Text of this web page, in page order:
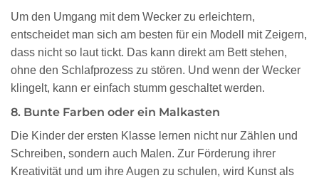
Um den Umgang mit dem Wecker zu erleichtern,
entscheidet man sich am besten für ein Modell mit Zeigern,
dass nicht so laut tickt. Das kann direkt am Bett stehen,
ohne den Schlafprozess zu stören. Und wenn der Wecker
klingelt, kann er einfach stumm geschaltet werden.
8. Bunte Farben oder ein Malkasten
Die Kinder der ersten Klasse lernen nicht nur Zählen und
Schreiben, sondern auch Malen. Zur Förderung ihrer
Kreativität und um ihre Augen zu schulen, wird Kunst als